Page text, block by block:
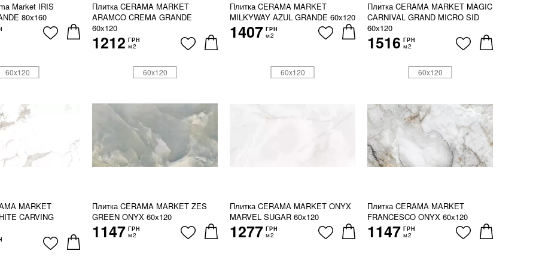
Market IRIS
80х160
Плитка CERAMA MARKET
ARAMCO CREMA GRANDE
60х120
1212 ГРН
м2
Плитка CERAMA MARKET
MILKYWAY AZUL GRANDE 60х120
1407 ГРН
м2
Плитка CERAMA MARKET MAGIC
CARNIVAL GRAND MICRO SID
60х120
1516 ГРН
м2
MARKET
CARVING
60x120
Плитка CERAMA MARKET ZES
GREEN ONYX 60х120
1147 ГРН
м2
60x120
Плитка CERAMA MARKET ONYX
MARVEL SUGAR 60х120
1277 ГРН
м2
60x120
Плитка CERAMA MARKET
FRANCESCO ONYX 60х120
1147 ГРН
м2
60x120